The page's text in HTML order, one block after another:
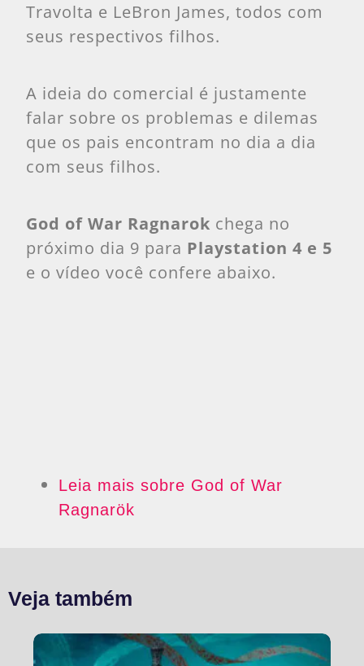
Travolta e LeBron James, todos com
seus respectivos filhos.
A ideia do comercial é justamente
falar sobre os problemas e dilemas
que os pais encontram no dia a dia
com seus filhos.
God of War Ragnarok chega no
próximo dia 9 para Playstation 4 e 5
e o vídeo você confere abaixo.
Leia mais sobre God of War
Ragnarök
Veja também